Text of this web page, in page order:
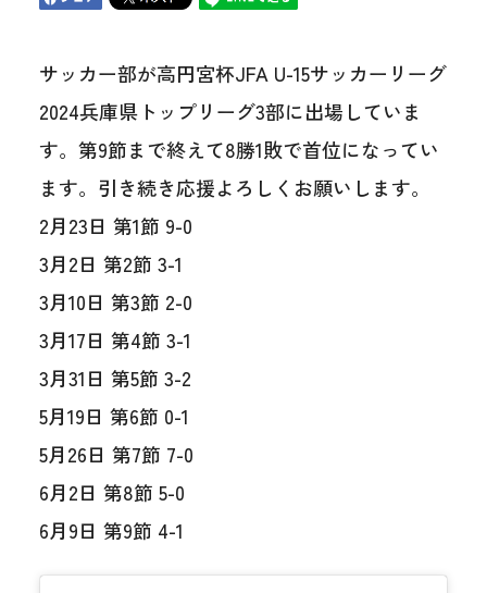
サッカー部が高円宮杯JFA U-15サッカーリーグ
2024兵庫県トップリーグ3部に出場していま
す。第9節まで終えて8勝1敗で首位になってい
ます。引き続き応援よろしくお願いします。
2月23日 第1節 9-0
3月2日 第2節 3-1
3月10日 第3節 2-0
3月17日 第4節 3-1
3月31日 第5節 3-2
5月19日 第6節 0-1
5月26日 第7節 7-0
6月2日 第8節 5-0
6月9日 第9節 4-1